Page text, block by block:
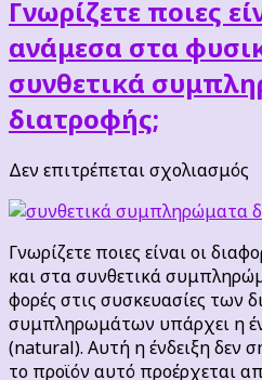
Γνωρίζετε ποιες
ανάμεσα στα
συνθετικά
διατροφής;
Δεν επιτρέπεται σχολιασμός
Γνωρίζετε ποιες είναι οι
και στα συνθετικά
φορές στις συσκευασίες των
συμπληρωμάτων υπάρχει η
(natural). Αυτή η ένδειξη δεν
το προϊόν αυτό προέρχεται